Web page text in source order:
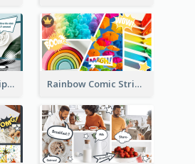
Medical Comic Strip Rainbow Comic Strip